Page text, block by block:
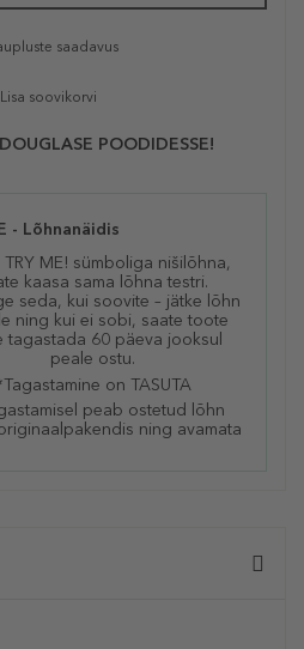
saadavus
Lisa soovikorvi
POODIDESSE!
- Lõhnanäidis
TRY ME! sümboliga nišilõhna,
kaasa sama lõhna testri.
seda, kui soovite – jätke lõhn
ning kui ei sobi, saate toote
tagastada 60 päeva jooksul
peale ostu.
on TASUTA
peab ostetud lõhn
ning avamata